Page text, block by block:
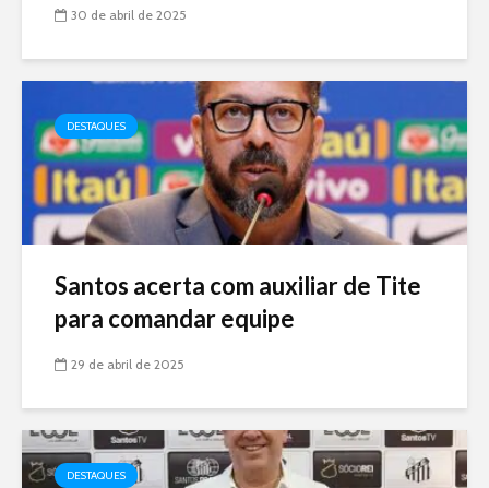
30 de abril de 2025
DESTAQUES
Santos acerta com auxiliar de Tite
para comandar equipe
29 de abril de 2025
DESTAQUES